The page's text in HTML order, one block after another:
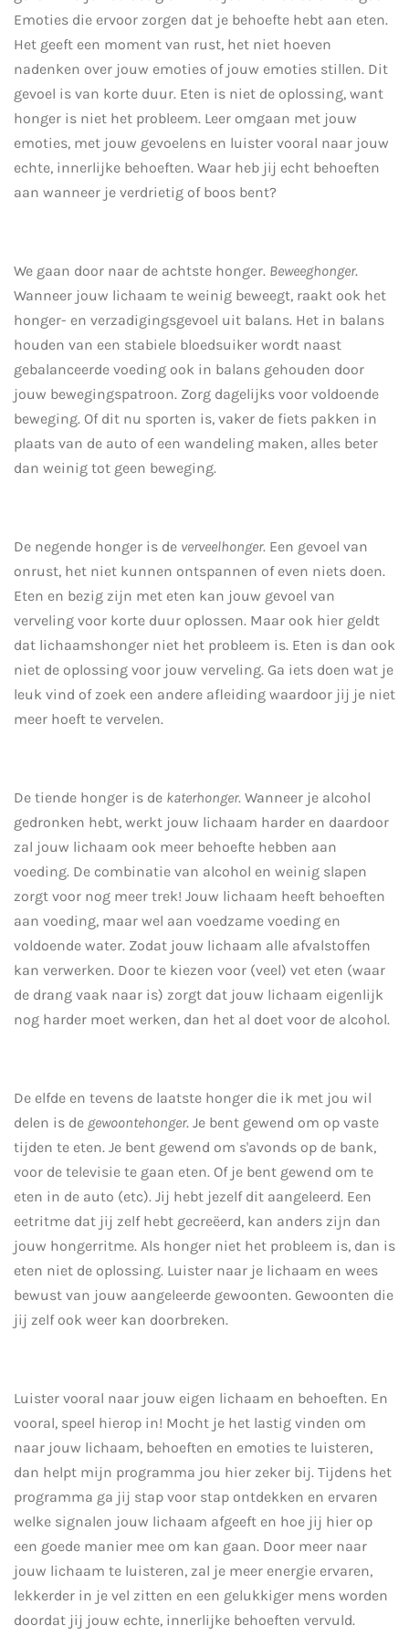
Emoties die ervoor zorgen dat je behoefte hebt aan eten.
Het geeft een moment van rust, het niet hoeven
nadenken over jouw emoties of jouw emoties stillen. Dit
gevoel is van korte duur. Eten is niet de oplossing, want
honger is niet het probleem. Leer omgaan met jouw
emoties, met jouw gevoelens en luister vooral naar jouw
echte, innerlijke behoeften. Waar heb jij echt behoeften
aan wanneer je verdrietig of boos bent?
We gaan door naar de achtste honger. Beweeghonger.
Wanneer jouw lichaam te weinig beweegt, raakt ook het
honger- en verzadigingsgevoel uit balans. Het in balans
houden van een stabiele bloedsuiker wordt naast
gebalanceerde voeding ook in balans gehouden door
jouw bewegingspatroon. Zorg dagelijks voor voldoende
beweging. Of dit nu sporten is, vaker de fiets pakken in
plaats van de auto of een wandeling maken, alles beter
dan weinig tot geen beweging.
De negende honger is de verveelhonger. Een gevoel van
onrust, het niet kunnen ontspannen of even niets doen.
Eten en bezig zijn met eten kan jouw gevoel van
verveling voor korte duur oplossen. Maar ook hier geldt
dat lichaamshonger niet het probleem is. Eten is dan ook
niet de oplossing voor jouw verveling. Ga iets doen wat je
leuk vind of zoek een andere afleiding waardoor jij je niet
meer hoeft te vervelen.
De tiende honger is de katerhonger. Wanneer je alcohol
gedronken hebt, werkt jouw lichaam harder en daardoor
zal jouw lichaam ook meer behoefte hebben aan
voeding. De combinatie van alcohol en weinig slapen
zorgt voor nog meer trek! Jouw lichaam heeft behoeften
aan voeding, maar wel aan voedzame voeding en
voldoende water. Zodat jouw lichaam alle afvalstoffen
kan verwerken. Door te kiezen voor (veel) vet eten (waar
de drang vaak naar is) zorgt dat jouw lichaam eigenlijk
nog harder moet werken, dan het al doet voor de alcohol.
De elfde en tevens de laatste honger die ik met jou wil
delen is de gewoontehonger. Je bent gewend om op vaste
tijden te eten. Je bent gewend om s'avonds op de bank,
voor de televisie te gaan eten. Of je bent gewend om te
eten in de auto (etc). Jij hebt jezelf dit aangeleerd. Een
eetritme dat jij zelf hebt gecreëerd, kan anders zijn dan
jouw hongerritme. Als honger niet het probleem is, dan is
eten niet de oplossing. Luister naar je lichaam en wees
bewust van jouw aangeleerde gewoonten. Gewoonten die
jij zelf ook weer kan doorbreken.
Luister vooral naar jouw eigen lichaam en behoeften. En
vooral, speel hierop in! Mocht je het lastig vinden om
naar jouw lichaam, behoeften en emoties te luisteren,
dan helpt mijn programma jou hier zeker bij. Tijdens het
programma ga jij stap voor stap ontdekken en ervaren
welke signalen jouw lichaam afgeeft en hoe jij hier op
een goede manier mee om kan gaan. Door meer naar
jouw lichaam te luisteren, zal je meer energie ervaren,
lekkerder in je vel zitten en een gelukkiger mens worden
doordat jij jouw echte, innerlijke behoeften vervuld.